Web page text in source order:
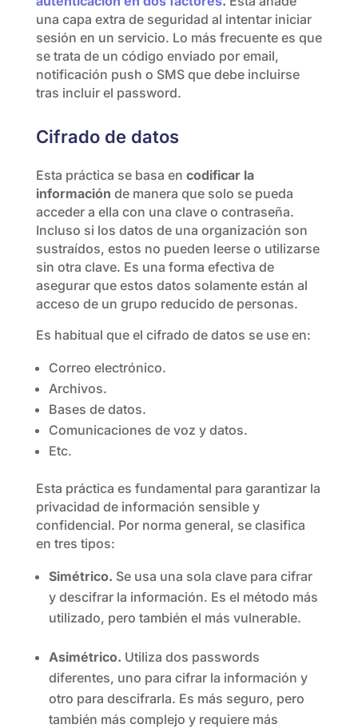
una capa extra de seguridad al intentar iniciar
sesión en un servicio. Lo más frecuente es que
se trata de un código enviado por email,
notificación push o SMS que debe incluirse
tras incluir el password.
Cifrado de datos
Esta práctica se basa en codificar la
información de manera que solo se pueda
acceder a ella con una clave o contraseña.
Incluso si los datos de una organización son
sustraídos, estos no pueden leerse o utilizarse
sin otra clave. Es una forma efectiva de
asegurar que estos datos solamente están al
acceso de un grupo reducido de personas.
Es habitual que el cifrado de datos se use en:
Correo electrónico.
Archivos.
Bases de datos.
Comunicaciones de voz y datos.
Etc.
Esta práctica es fundamental para garantizar la
privacidad de información sensible y
confidencial. Por norma general, se clasifica
en tres tipos:
Simétrico. Se usa una sola clave para cifrar
y descifrar la información. Es el método más
utilizado, pero también el más vulnerable.
Asimétrico. Utiliza dos passwords
diferentes, uno para cifrar la información y
otro para descifrarla. Es más seguro, pero
también más complejo y requiere más